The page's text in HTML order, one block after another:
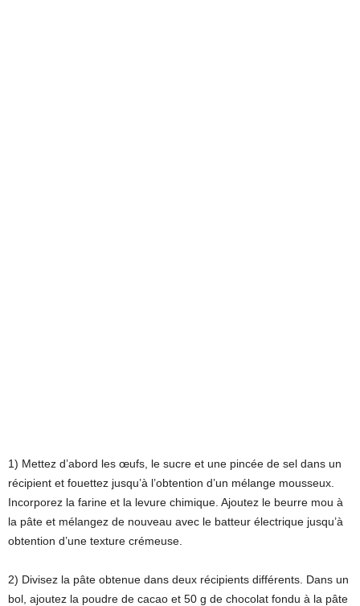
1) Mettez d’abord les œufs, le sucre et une pincée de sel dans un
récipient et fouettez jusqu’à l’obtention d’un mélange mousseux.
Incorporez la farine et la levure chimique. Ajoutez le beurre mou à
la pâte et mélangez de nouveau avec le batteur électrique jusqu’à
obtention d’une texture crémeuse.
2) Divisez la pâte obtenue dans deux récipients différents. Dans un
bol, ajoutez la poudre de cacao et 50 g de chocolat fondu à la pâte